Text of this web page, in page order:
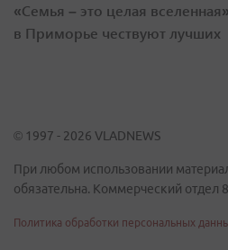
«Семья – это целая
в Приморье чествуют лучших
© 1997 - 2026 VLADNEWS
При любом использовании
обязательна. Коммерческий отдел
Политика обработки персональных